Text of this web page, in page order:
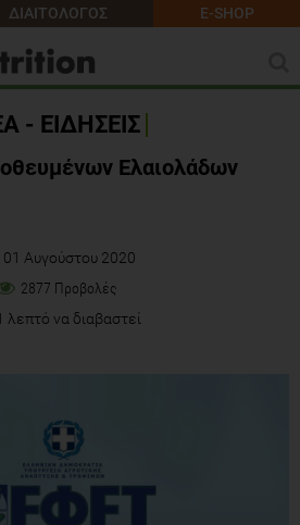
ΔΙΑΙΤΟΛΟΓΟΣ E-SHOP
- ΕΙΔΗΣΕΙΣ
Ελαιολάδων
01 Αυγούστου 2020
2877 Προβολές
λεπτό να διαβαστεί